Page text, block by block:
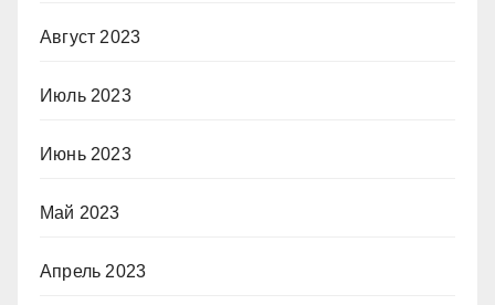
Август 2023
Июль 2023
Июнь 2023
Май 2023
Апрель 2023